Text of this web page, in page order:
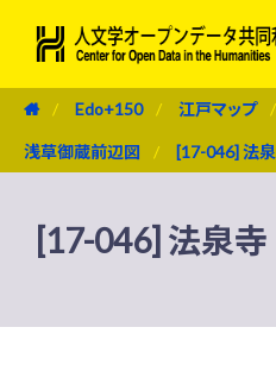
Edo+150 江戸マップ
浅草御蔵前辺図 [17-046] 法
[17-046] 法泉寺